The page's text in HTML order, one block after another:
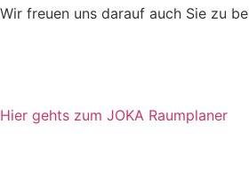
Wir freuen uns darauf auch Sie zu
Hier gehts zum JOKA Raumplaner